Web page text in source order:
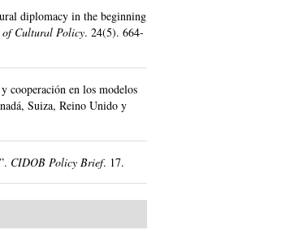
diplomacy in the beginning
Cultural Policy.24(5).664-
cooperación en los modelos
Suiza, Reino Unido y
CIDOB Policy Brief. 17.